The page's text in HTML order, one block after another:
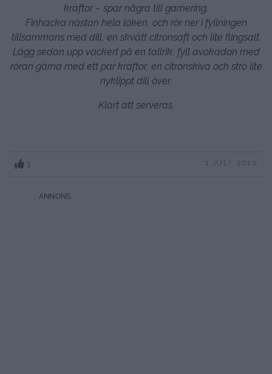
kräftor – spar några till garnering.
Finhacka nästan hela löken, och rör ner i fyllningen
tillsammans med dill, en skvätt citronsaft och lite flingsalt.
Lägg sedan upp vackert på en tallrik, fyll avokadon med
röran gärna med ett par kräftor, en citronskiva och strö lite
nyklippt dill över.
Klart att serveras.
1 1 JULI, 2010